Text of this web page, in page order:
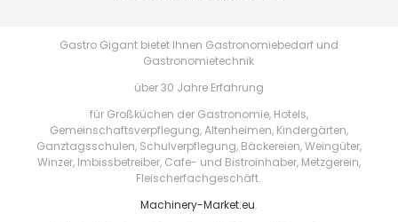
Gastro Gigant bietet Ihnen Gastronomiebedarf und
Gastronomietechnik
über 30 Jahre Erfahrung
für Großküchen der Gastronomie, Hotels,
Gemeinschaftsverpflegung, Altenheimen, Kindergärten,
Ganztagsschulen, Schulverpflegung, Bäckereien, Weingüter,
Winzer, Imbissbetreiber, Cafe- und Bistroinhaber, Metzgerein,
Fleischerfachgeschäft.
Machinery-Market.eu.